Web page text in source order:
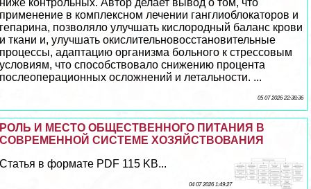
ниже контрольных. Автор делает вывод о том, что
применение в комплексном лечении ганглиоблокаторов и
гепарина, позволяло улучшать кислородный баланс крови
и ткани и, улучшать окислительновосстановительные
процессы, адаптацию организма больного к стрессовым
условиям, что способствовало снижению процента
послеоперационных осложнений и летальности. ...
05 07 2026 22:38:36
РОЛЬ И МЕСТО ОБЩЕСТВЕННОГО ПИТАНИЯ В
СОВРЕМЕННОЙ СИСТЕМЕ ХОЗЯЙСТВОВАНИЯ
Статья в формате PDF 115 KB...
04 07 2026 1:49:27